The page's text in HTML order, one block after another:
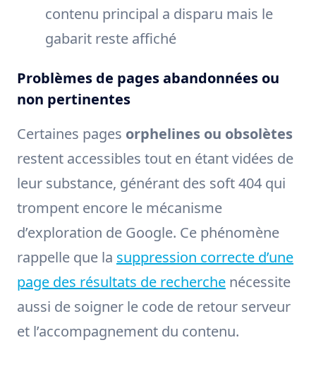
contenu principal a disparu mais le
gabarit reste affiché
Problèmes de pages abandonnées ou
non pertinentes
Certaines pages orphelines ou obsolètes
restent accessibles tout en étant vidées de
leur substance, générant des soft 404 qui
trompent encore le mécanisme
d’exploration de Google. Ce phénomène
rappelle que la suppression correcte d’une
page des résultats de recherche nécessite
aussi de soigner le code de retour serveur
et l’accompagnement du contenu.